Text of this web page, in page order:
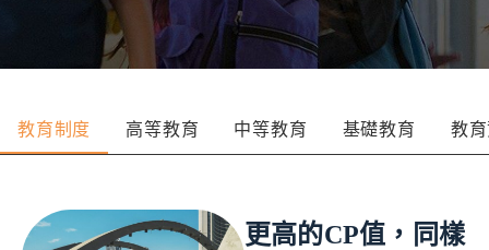
教育制度 高等教育 中等教育 基礎教育 教
更高的CP值，同樣